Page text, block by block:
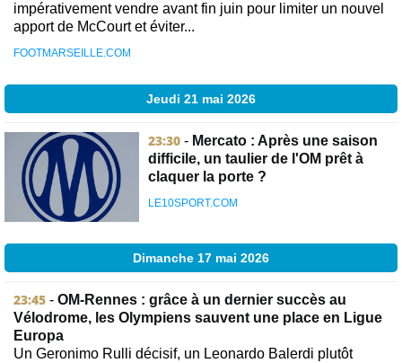
impérativement vendre avant fin juin pour limiter un nouvel
apport de McCourt et éviter...
FOOTMARSEILLE.COM
Jeudi 21 mai 2026
23:30 - Mercato : Après une saison
difficile, un taulier de l'OM prêt à
claquer la porte ?
LE10SPORT.COM
Dimanche 17 mai 2026
23:45 - OM-Rennes : grâce à un dernier succès au
Vélodrome, les Olympiens sauvent une place en Ligue
Europa
Un Geronimo Rulli décisif, un Leonardo Balerdi plutôt